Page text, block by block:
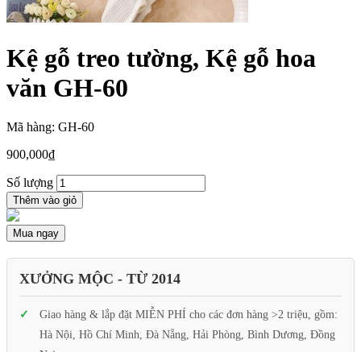
Kệ gỗ treo tường, Kệ gỗ hoa
văn GH-60
Mã hàng: GH-60
900,000₫
Số lượng
Thêm vào giỏ
Mua ngay
XƯỞNG MỘC - TỪ 2014
Giao hàng & lắp đặt MIỄN PHÍ cho các đơn hàng >2 triệu, gồm:
Hà Nội, Hồ Chí Minh, Đà Nẵng, Hải Phòng, Bình Dương, Đồng